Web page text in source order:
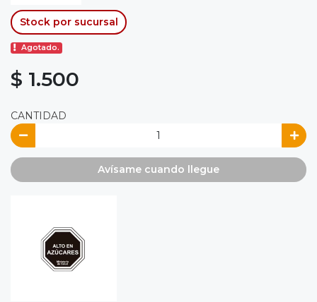
Stock por sucursal
Agotado.
$ 1.500
CANTIDAD
Avísame cuando llegue